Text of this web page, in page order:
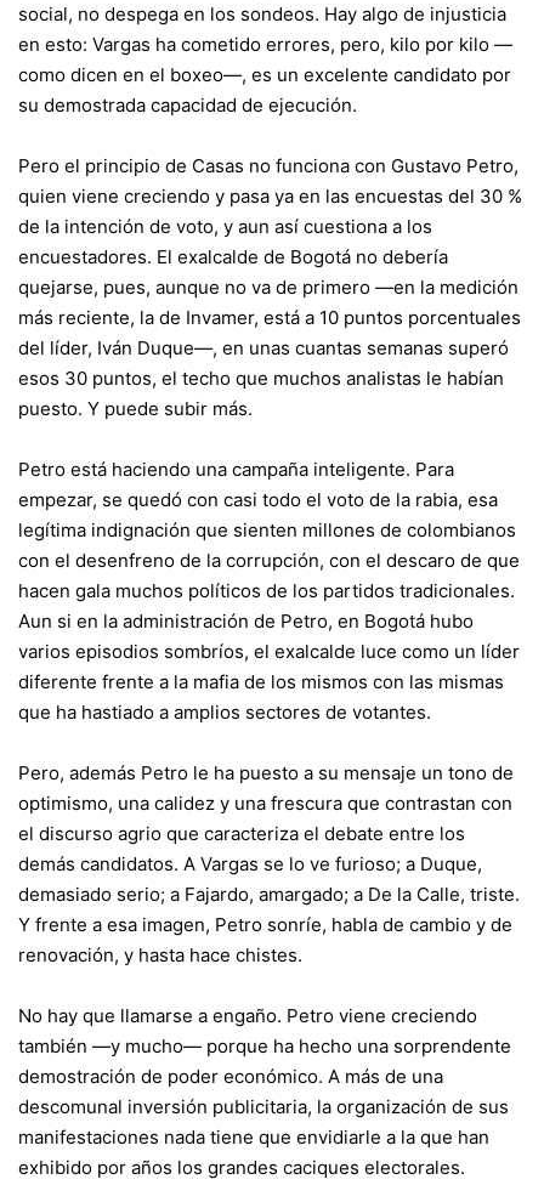
social, no despega en los sondeos. Hay algo de injusticia
en esto: Vargas ha cometido errores, pero, kilo por kilo —
como dicen en el boxeo—, es un excelente candidato por
su demostrada capacidad de ejecución.
Pero el principio de Casas no funciona con Gustavo Petro,
quien viene creciendo y pasa ya en las encuestas del 30 %
de la intención de voto, y aun así cuestiona a los
encuestadores. El exalcalde de Bogotá no debería
quejarse, pues, aunque no va de primero —en la medición
más reciente, la de Invamer, está a 10 puntos porcentuales
del líder, Iván Duque—, en unas cuantas semanas superó
esos 30 puntos, el techo que muchos analistas le habían
puesto. Y puede subir más.
Petro está haciendo una campaña inteligente. Para
empezar, se quedó con casi todo el voto de la rabia, esa
legítima indignación que sienten millones de colombianos
con el desenfreno de la corrupción, con el descaro de que
hacen gala muchos políticos de los partidos tradicionales.
Aun si en la administración de Petro, en Bogotá hubo
varios episodios sombríos, el exalcalde luce como un líder
diferente frente a la mafia de los mismos con las mismas
que ha hastiado a amplios sectores de votantes.
Pero, además Petro le ha puesto a su mensaje un tono de
optimismo, una calidez y una frescura que contrastan con
el discurso agrio que caracteriza el debate entre los
demás candidatos. A Vargas se lo ve furioso; a Duque,
demasiado serio; a Fajardo, amargado; a De la Calle, triste.
Y frente a esa imagen, Petro sonríe, habla de cambio y de
renovación, y hasta hace chistes.
No hay que llamarse a engaño. Petro viene creciendo
también —y mucho— porque ha hecho una sorprendente
demostración de poder económico. A más de una
descomunal inversión publicitaria, la organización de sus
manifestaciones nada tiene que envidiarle a la que han
exhibido por años los grandes caciques electorales.